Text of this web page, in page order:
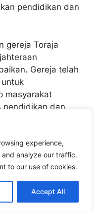
experience,
analyze our traffic.
to our use of cookies.
Accept All
pendidikan dan
gereja Toraja
Gereja telah
masyarakat
pendidikan dan
kondisi sosial
mitra
dalam
berkelanjutan